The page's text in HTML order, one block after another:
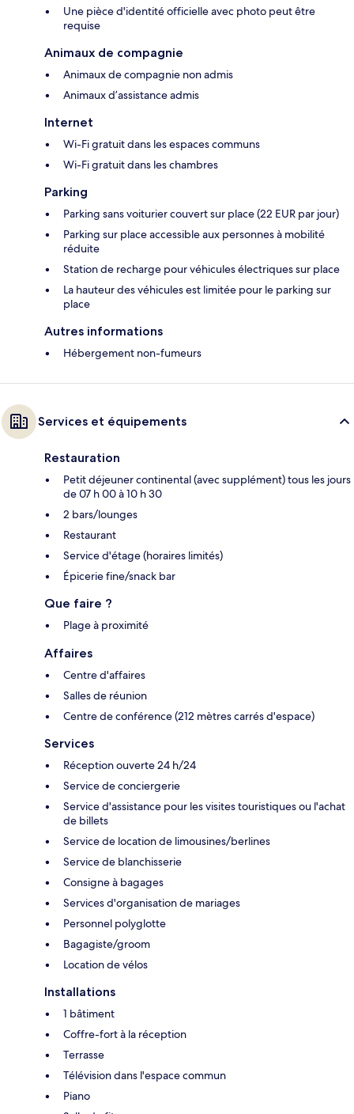
Une pièce d'identité officielle avec photo peut être
requise
Animaux de compagnie
Animaux de compagnie non admis
Animaux d’assistance admis
Internet
Wi-Fi gratuit dans les espaces communs
Wi-Fi gratuit dans les chambres
Parking
Parking sans voiturier couvert sur place (22 EUR par jour)
Parking sur place accessible aux personnes à mobilité
réduite
Station de recharge pour véhicules électriques sur place
La hauteur des véhicules est limitée pour le parking sur
place
Autres informations
Hébergement non-fumeurs
Services et équipements
Restauration
Petit déjeuner continental (avec supplément) tous les jours
de 07 h 00 à 10 h 30
2 bars/lounges
Restaurant
Service d'étage (horaires limités)
Épicerie fine/snack bar
Que faire ?
Plage à proximité
Affaires
Centre d'affaires
Salles de réunion
Centre de conférence (212 mètres carrés d'espace)
Services
Réception ouverte 24 h/24
Service de conciergerie
Service d'assistance pour les visites touristiques ou l'achat
de billets
Service de location de limousines/berlines
Service de blanchisserie
Consigne à bagages
Services d'organisation de mariages
Personnel polyglotte
Bagagiste/groom
Location de vélos
Installations
1 bâtiment
Coffre-fort à la réception
Terrasse
Télévision dans l'espace commun
Piano